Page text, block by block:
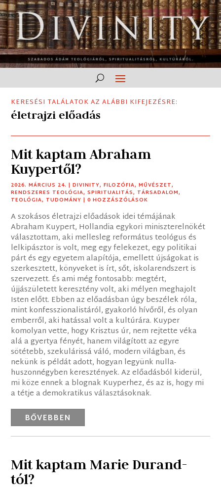
KERESÉSI TALÁLATOK AZ ALÁBBI KIFEJEZÉSRE:
életrajzi előadás
Mit kaptam Abraham
Kuypertől?
2026. MÁRCIUS 24. |DIVINITY,FILOZÓFIA,MŰVÉSZET,
RENDSZERES TEOLÓGIA,SPIRITUALITÁS, TÁRSADALOM,
TEOLÓGIA, TUDOMÁNY | 0 HOZZÁSZÓLÁSOK
A szokásos életrajzi előadások idei témájának
Abraham Kuypert, Hollandia egykori miniszterelnökét
választottam, aki mellesleg református teológus és
lelkipásztor is volt, meg egy felekezet, egy politikai
párt és egy egyetem alapítója, emellett újságokat is
szerkesztett, könyveket is írt, sőt, iskolarendszert is
szervezett. És ami még fontosabb: megtért,
újjászületett keresztény volt, aki mélyen meghajolt
Isten előtt. Ebben az előadásban úgy beszélek róla,
mint konfesszionalistáról, gyakorló hívőről, és olyan
emberről, aki hatással volt a kultúrára. Kuyper
komolyan vette, hogy Krisztus úr, nem rejtette véka
alá a gyertya fényét, hanem világított az egyre
sötétebb, szekulárissá váló, modern világban, és
nekünk is példát adott, hogyan legyünk nulla-
huszonnégyben keresztények. Az előadásból kiderül,
mi köze ennek a blognak Kuyperhez, és az is, hogy mi
a tétje a demokratikus választásoknak.
BŐVEBBEN
Mit kaptam Marie Durand-
tól?